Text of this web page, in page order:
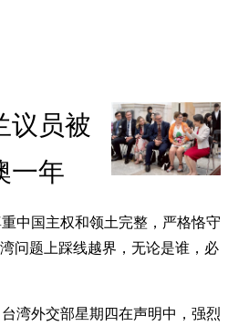
议员被
一年
中国主权和领土完整，严格恪守
问题上踩线越界，无论是谁，必
湾外交部星期四在声明中，强烈